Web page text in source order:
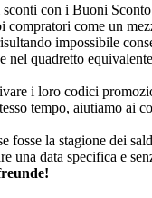
con i Buoni
come un
impossibile
quadretto
i loro codici
tempo, aiutiamo ai
la stagione dei
data specifica e